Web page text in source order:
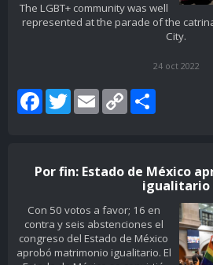
The LGBT+ community was well
represented at the parade of the
City.
24 oct 2022
FacebookTwitterEmail Copy
Link
Por fin: Estado de México
igualitario
Con 50 votos a favor; 16 en
contra y seis abstenciones el
congreso del Estado de México
aprobó matrimonio igualitario. El